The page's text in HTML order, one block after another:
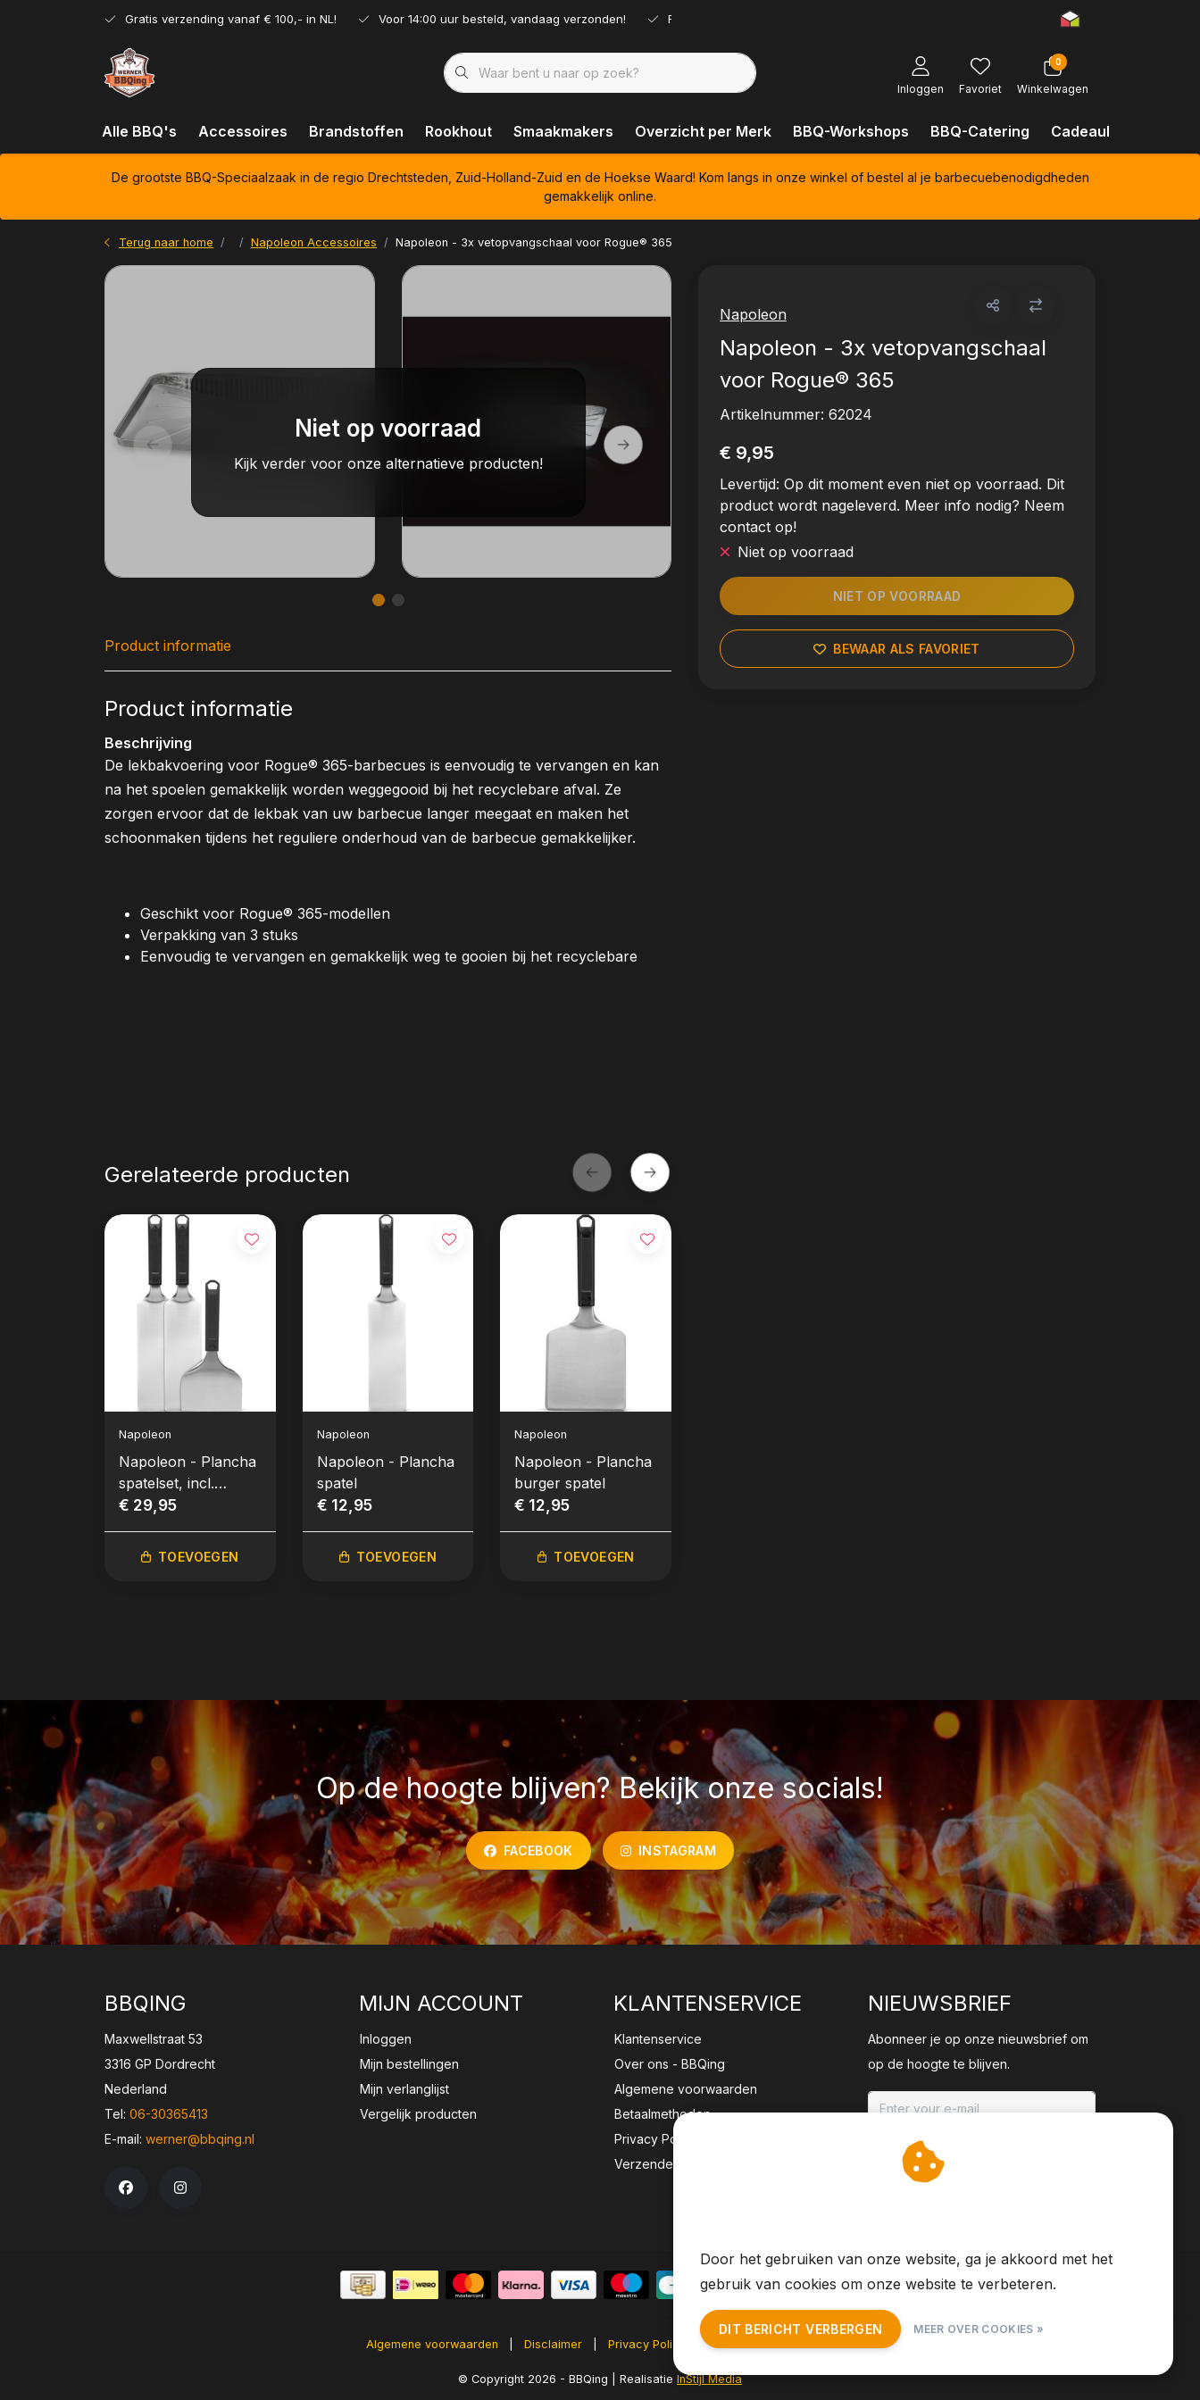
Gratis verzending vanaf € 100,- in NL! Voor 14:00 uur besteld, vandaag verzonden! Ruim assortiment!
Inloggen Favoriet
0
Winkelwagen
Alle BBQ's Accessoires Brandstoffen Rookhout Smaakmakers Overzicht per Merk BBQ-Workshops BBQ-Catering Cadeaubonnen
De grootste BBQ-Speciaalzaak in de regio Drechtsteden, Zuid-Holland-Zuid en de Hoekse Waard! Kom langs in onze winkel of bestel al je barbecuebenodigdheden
gemakkelijk online.
Terug naar home Napoleon Accessoires Napoleon - 3x vetopvangschaal voor Rogue® 365
Napoleon
Napoleon - 3x vetopvangschaal
voor Rogue® 365
Artikelnummer: 62024
€ 9,95
Levertijd: Op dit moment even niet op voorraad. Dit
product wordt nageleverd. Meer info nodig? Neem
contact op!
Niet op voorraad
NIET OP VOORRAAD
BEWAAR ALS FAVORIET
Niet op voorraad
Kijk verder voor onze alternatieve producten!
Product informatie
Product informatie
Beschrijving
De lekbakvoering voor Rogue® 365-barbecues is eenvoudig te vervangen en kan
na het spoelen gemakkelijk worden weggegooid bij het recyclebare afval. Ze
zorgen ervoor dat de lekbak van uw barbecue langer meegaat en maken het
schoonmaken tijdens het reguliere onderhoud van de barbecue gemakkelijker.
Geschikt voor Rogue® 365-modellen
Verpakking van 3 stuks
Eenvoudig te vervangen en gemakkelijk weg te gooien bij het recyclebare
Gerelateerde producten
Napoleon
Napoleon - Plancha
spatelset, incl.
schaper, 3-delig
€ 29,95
TOEVOEGEN
Napoleon
Napoleon - Plancha
spatel
€ 12,95
TOEVOEGEN
Napoleon
Napoleon - Plancha
burger spatel
€ 12,95
TOEVOEGEN
Op de hoogte blijven? Bekijk onze socials!
FACEBOOK INSTAGRAM
BBQING
Maxwellstraat 53
3316 GP Dordrecht
Nederland
Tel: 06-30365413
E-mail: werner@bbqing.nl
MIJN ACCOUNT
Inloggen
Mijn bestellingen
Mijn verlanglijst
Vergelijk producten
KLANTENSERVICE
Klantenservice
Over ons - BBQing
Algemene voorwaarden
Betaalmethoden
Privacy Policy
Verzenden & retourneren
NIEUWSBRIEF
Abonneer je op onze nieuwsbrief om
op de hoogte te blijven.
ABONNEER
Algemene voorwaarden Disclaimer Privacy Policy Sitemap
© Copyright 2026 - BBQing | Realisatie InStijl Media
Door het gebruiken van onze website, ga je akkoord met het
gebruik van cookies om onze website te verbeteren.
DIT BERICHT VERBERGEN MEER OVER COOKIES »